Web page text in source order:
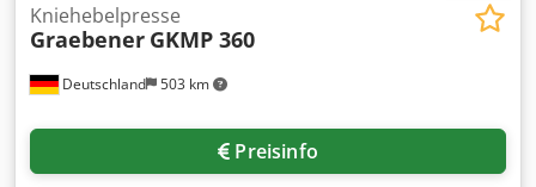
Deutschland 503 km
Kniehebelpresse
Graebener GKMP 360
Preisinfo